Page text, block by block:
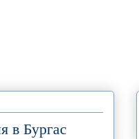
в Бургас